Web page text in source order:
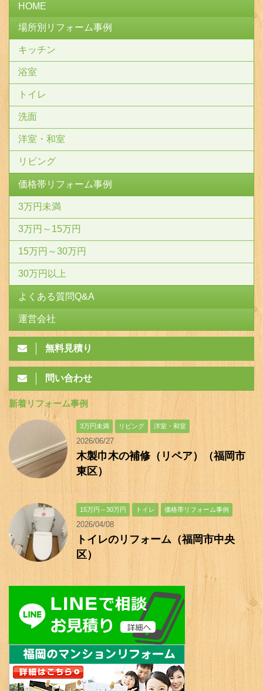
HOME
場所別リフォーム事例
キッチン
浴室
トイレ
洗面
洋室・和室
リビング
価格帯リフォーム事例
3万円未満
3万円～15万円
15万円～30万円
30万円以上
よくある質問Q&A
運営会社
無料見積り
問い合わせ
新着リフォーム事例
3万円未満 リビング 洋室・和室
2026/06/27
木製巾木の補修（リペア）（福岡市
東区）
15万円～30万円 トイレ 価格帯リフォーム事例
2026/04/08
トイレのリフォーム（福岡市中央
区）